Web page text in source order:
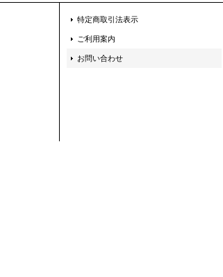
特定商取引法表示
ご利用案内
お問い合わせ